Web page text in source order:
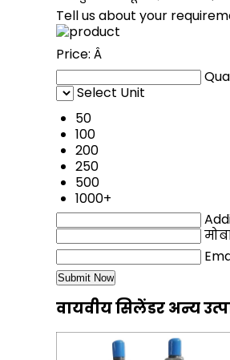
Tell us about your
Price: Â
Select Unit
50
100
200
250
500
1000+
वायवीय सिलेंडर अन्य